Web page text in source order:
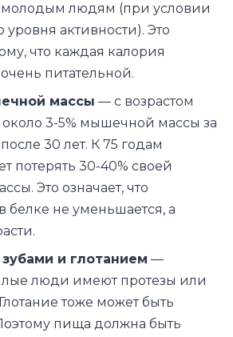
людям (при условии
уровня активности). Это
что каждая калория
питательной.
массы — с возрастом
3-5% мышечной массы за
30 лет. К 75 годам
потерять 30-40% своей
Это означает, что
белке не уменьшается, а
и глотанием —
люди имеют протезы или
тоже может быть
пища должна быть